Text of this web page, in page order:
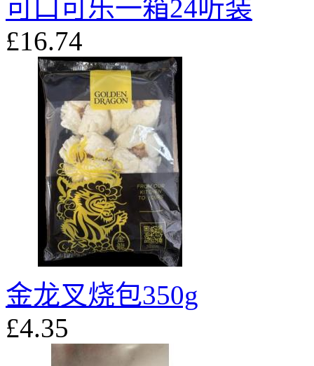
可口可乐一箱24听装
£16.74
金龙叉烧包350g
£4.35